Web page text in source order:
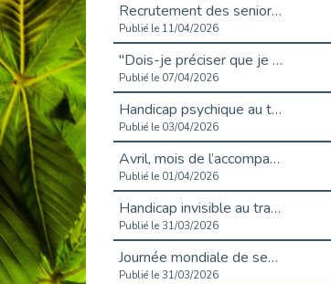
Recrutement des seniors : Un levier de transformation pour les ETI franciliennes
Publié le 11/04/2026
"Dois-je préciser que je suis handicapé sur mon CV?"
Publié le 07/04/2026
Handicap psychique au travail : et si nous changions de regard - vidéo
Publié le 03/04/2026
Avril, mois de l’accompagnement dans l’emploi avec Cap emploi.
Publié le 01/04/2026
Handicap invisible au travail : se taire ou parler? - vidéo
Publié le 31/03/2026
Journée mondiale de sensibilisation à l’autisme
Publié le 31/03/2026